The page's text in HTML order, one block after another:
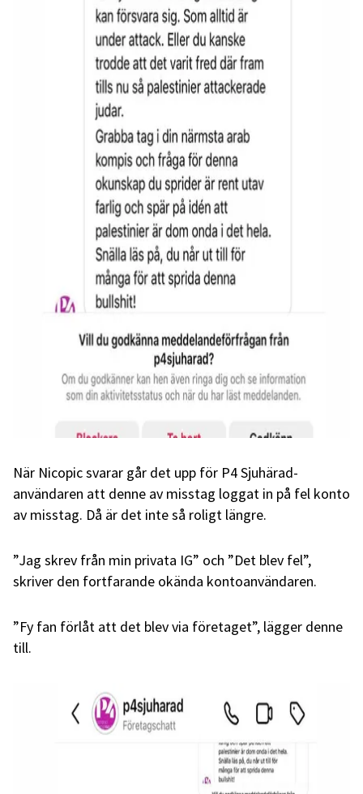
När Nicopic svarar går det upp för P4 Sjuhärad-
användaren att denne av misstag loggat in på fel konto
av misstag. Då är det inte så roligt längre.
”Jag skrev från min privata IG” och ”Det blev fel”,
skriver den fortfarande okända kontoanvändaren.
”Fy fan förlåt att det blev via företaget”, lägger denne
till.